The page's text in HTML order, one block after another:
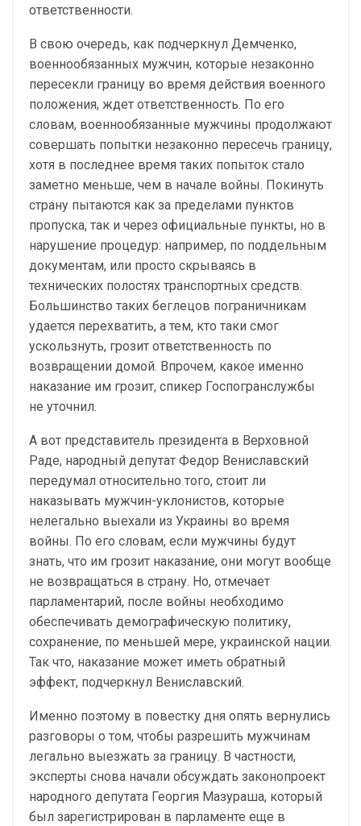
ответственности.
В свою очередь, как подчеркнул Демченко,
военнообязанных мужчин, которые незаконно
пересекли границу во время действия военного
положения, ждет ответственность. По его
словам, военнообязанные мужчины продолжают
совершать попытки незаконно пересечь границу,
хотя в последнее время таких попыток стало
заметно меньше, чем в начале войны. Покинуть
страну пытаются как за пределами пунктов
пропуска, так и через официальные пункты, но в
нарушение процедур: например, по поддельным
документам, или просто скрываясь в
технических полостях транспортных средств.
Большинство таких беглецов пограничникам
удается перехватить, а тем, кто таки смог
ускользнуть, грозит ответственность по
возвращении домой. Впрочем, какое именно
наказание им грозит, спикер Госпогранслужбы
не уточнил.
А вот представитель президента в Верховной
Раде, народный депутат Федор Вениславский
передумал относительно того, стоит ли
наказывать мужчин-уклонистов, которые
нелегально выехали из Украины во время
войны. По его словам, если мужчины будут
знать, что им грозит наказание, они могут вообще
не возвращаться в страну. Но, отмечает
парламентарий, после войны необходимо
обеспечивать демографическую политику,
сохранение, по меньшей мере, украинской нации.
Так что, наказание может иметь обратный
эффект, подчеркнул Вениславский.
Именно поэтому в повестку дня опять вернулись
разговоры о том, чтобы разрешить мужчинам
легально выезжать за границу. В частности,
эксперты снова начали обсуждать законопроект
народного депутата Георгия Мазураша, который
был зарегистрирован в парламенте еще в